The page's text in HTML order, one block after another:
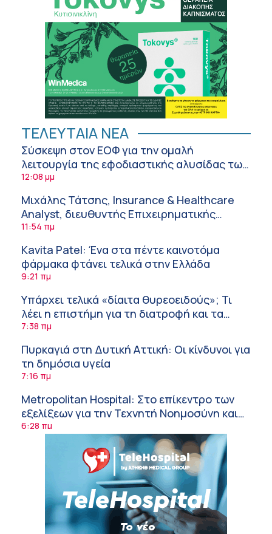
ΤΕΛΕΥΤΑΙΑ ΝΕΑ
Σύσκεψη στον ΕΟΦ για την ομαλή
λειτουργία της εφοδιαστικής αλυσίδας των
φαρμάκων στη διάρκεια του καλοκαιριού
12:08 μμ
Μιχάλης Τάτσης, Insurance & Healthcare
Analyst, διευθυντής Επιχειρηματικής
Ανάπτυξης Ομίλου HHG
11:54 πμ
Kavita Patel: Ένα στα πέντε καινοτόμα
φάρμακα φτάνει τελικά στην Ελλάδα
9:21 πμ
Υπάρχει τελικά «δίαιτα θυρεοειδούς»; Τι
λέει η επιστήμη για τη διατροφή και τα
συμπληρώματα
7:38 πμ
Πυρκαγιά στη Δυτική Αττική: Οι κίνδυνοι για
τη δημόσια υγεία
7:16 πμ
Metropolitan Hospital: Στο επίκεντρο των
εξελίξεων για την Τεχνητή Νοημοσύνη και
την Ογκολογία
6:28 πμ
Παύλος Γιαννακόπουλος – ΒΙΑΝΕΞ
Στέλιος Λιανός – INTERAMERICAN / Αθηναϊκή
Γενική Κλινική
5:17 πμ